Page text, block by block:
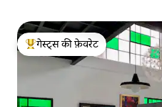
गेस्ट्स का टॉप फ़ेवरेट
गेस्ट्स की फ़ेवरेट